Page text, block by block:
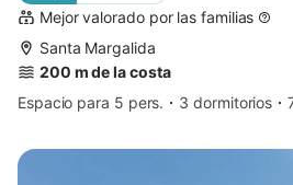
Mejor valorado por las familias
Santa Margalida
200 m de la costa
Espacio para 5 pers.
3 dormitorios